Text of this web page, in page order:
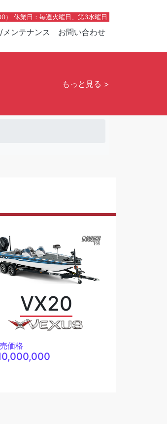
休業日：毎週火曜日、第3水曜日
メンテナンス お問い合わせ
もっと見る >
VX20
価格